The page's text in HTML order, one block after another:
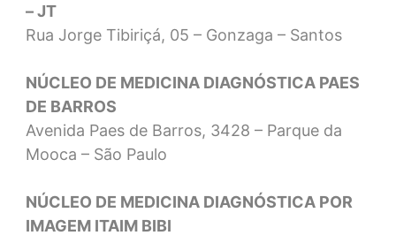
– JT
Rua Jorge Tibiriçá, 05 – Gonzaga – Santos
NÚCLEO DE MEDICINA DIAGNÓSTICA PAES
DE BARROS
Avenida Paes de Barros, 3428 – Parque da
Mooca – São Paulo
NÚCLEO DE MEDICINA DIAGNÓSTICA POR
IMAGEM ITAIM BIBI